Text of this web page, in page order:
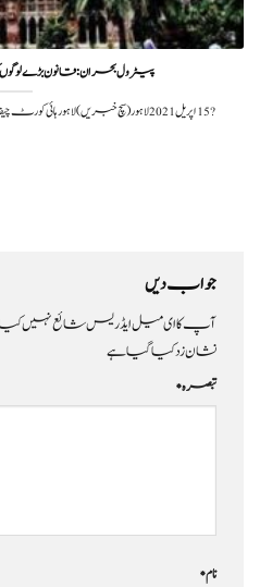
پیٹرول بحران: قانون ‏بڑے لوگوں
?️ 15 اپریل 2021لاہور(سچ خبریں) لاہور ہائی کورٹ چیف جسٹس قاسم خان نے پیٹرول کی
جواب دیں
آپ کا ای میل ایڈریس شائع نہیں
نشان زد کیا گیا ہے
تبصرہ*
نام*